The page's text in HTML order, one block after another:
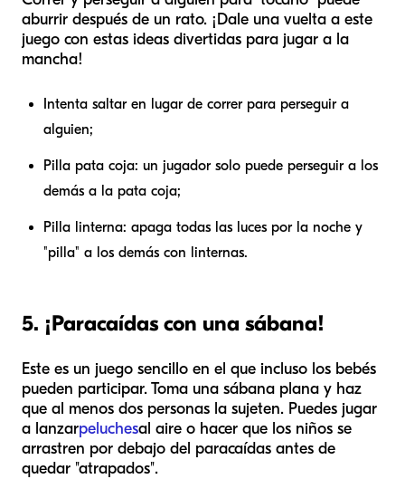
aburrir después de un rato. ¡Dale una vuelta a este
juego con estas ideas divertidas para jugar a la
mancha!
Intenta saltar en lugar de correr para perseguir a
alguien;
Pilla pata coja: un jugador solo puede perseguir a los
demás a la pata coja;
Pilla linterna: apaga todas las luces por la noche y
"pilla" a los demás con linternas.
5. ¡Paracaídas con una sábana!
Este es un juego sencillo en el que incluso los bebés
pueden participar. Toma una sábana plana y haz
que al menos dos personas la sujeten. Puedes jugar
a lanzarpeluchesal aire o hacer que los niños se
arrastren por debajo del paracaídas antes de
quedar "atrapados".